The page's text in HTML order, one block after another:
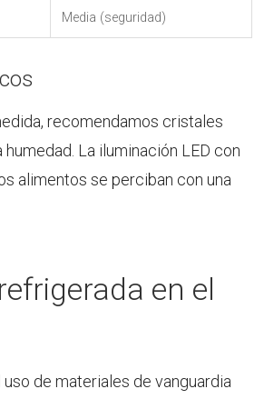
Media (seguridad)
recomendamos cristales
La iluminación LED con
alimentos se perciban con una
en el
de materiales de vanguardia